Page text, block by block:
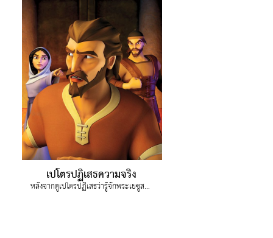
เปโตรปฏิเสธความจริง
หลังจากดูเปโตรปฏิเสธว่ารู้จักพระเยซูสามครั้งและสุดท้ายก็กลับใจ คริสจึงเข้าใจคุณค่าของมิตรภาพที่แท้จริง